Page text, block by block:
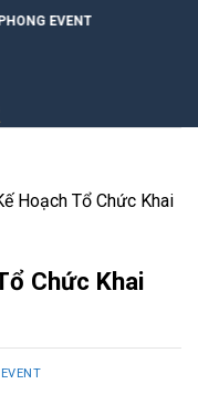
Hoạch Tổ Chức Khai
Chức Khai